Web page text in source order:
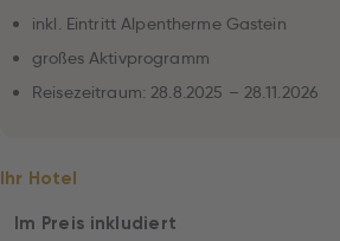
inkl. Eintritt Alpentherme Gastein
großes Aktivprogramm
Reisezeitraum: 28.8.2025 – 28.11.2026
Ihr Hotel
Im Preis inkludiert